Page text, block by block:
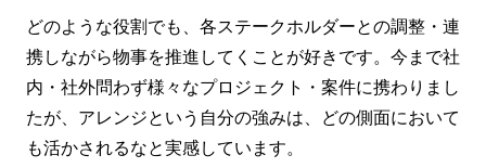
どのような役割でも、各ステークホルダーとの調整・連
携しながら物事を推進してくことが好きです。今まで社
内・社外問わず様々なプロジェクト・案件に携わりまし
たが、アレンジという自分の強みは、どの側面において
も活かされるなと実感しています。